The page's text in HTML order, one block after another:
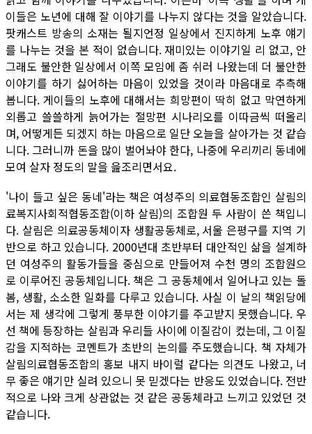
이들은 노년에 대해 잘 이야기를 나누지 않다는 것을 알았습니다.
팟캐스트 방송의 소재는 될지언정 일상에서 진지하게 노후 얘기
를 나누는 것을 본 적이 없습니다. 재미있는 이야기일 리 없고, 안
그래도 불안한 일상에서 이쪽 모임에 좀 쉬러 나왔는데 더 불안한
이야기를 하기 싫어하는 마음이 있었을 것이라 마음대로 추측해
봅니다. 게이들의 노후에 대해서는 희망편이 딱히 없고 막연하게
외롭고 쓸쓸하게 늙어가는 절망편 시나리오를 이따금씩 떠올리
며, 어떻게든 되겠지 하는 마음으로 일단 오늘을 살아가는 것 같습
니다. 그러니까 돈을 많이 벌어놔야 한다, 나중에 우리끼리 동네에
모여 살자 정도의 말을 읊조리면서요.
'나이 들고 싶은 동네'라는 책은 여성주의 의료협동조합인 살림의
료복지사회적협동조합(이하 살림)의 조합원 두 사람이 쓴 책입니
다. 살림은 의료공동체이자 생활공동체로, 서울 은평구를 지역 기
반으로 하고 있습니다. 2000년대 초반부터 대안적인 삶을 설계하
던 여성주의 활동가들을 중심으로 만들어져 수천 명의 조합원으
로 이루어진 공동체입니다. 책은 그 공동체에서 일어나고 있는 돌
봄, 생활, 소소한 일화를 다루고 있습니다. 사실 이 날의 책읽당에
서는 제 생각에 그렇게 풍부한 이야기를 주고받지 못했습니다. 우
선 책에 등장하는 살림과 우리들 사이에 이질감이 컸는데, 그 이질
감을 지적하는 코멘트가 초반의 논의를 주도했습니다. 책 자체가
살림의료협동조합의 홍보 내지 바이럴 같다는 의견도 나왔고, 너
무 좋은 얘기만 실려 있으니 못 믿겠다는 반응도 있었습니다. 전반
적으로 나와 크게 상관없는 것 같은 공동체라고 느끼고 있었던 것
같습니다.